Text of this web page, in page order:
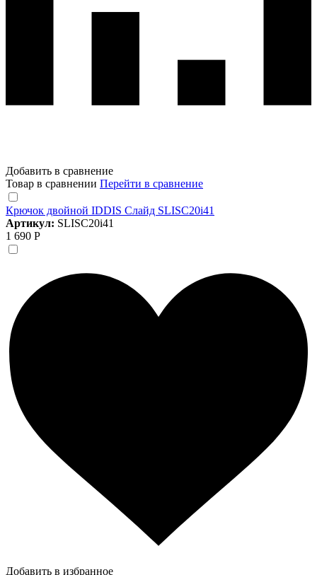
Добавить в сравнение
Товар в сравнении Перейти в сравнение
Крючок двойной IDDIS Слайд SLISC20i41
Артикул: SLISC20i41
1 690 Р
Добавить в избранное